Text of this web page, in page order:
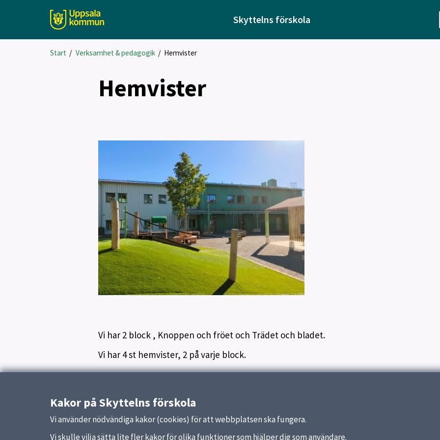
Skyttelns förskola
Start / Verksamhet & pedagogik/ Hemvister
Hemvister
Vi har 2 block , Knoppen och fröet och Trädet och bladet.
Vi har 4 st hemvister, 2 på varje block.
Kakor på Skyttelns förskola
Vi använder nödvändiga kakor (cookies) för att webbplatsen ska fungera.
Vi skulle vilja sätta lite fler kakor för olika funktioner som hjälper dig som användare.